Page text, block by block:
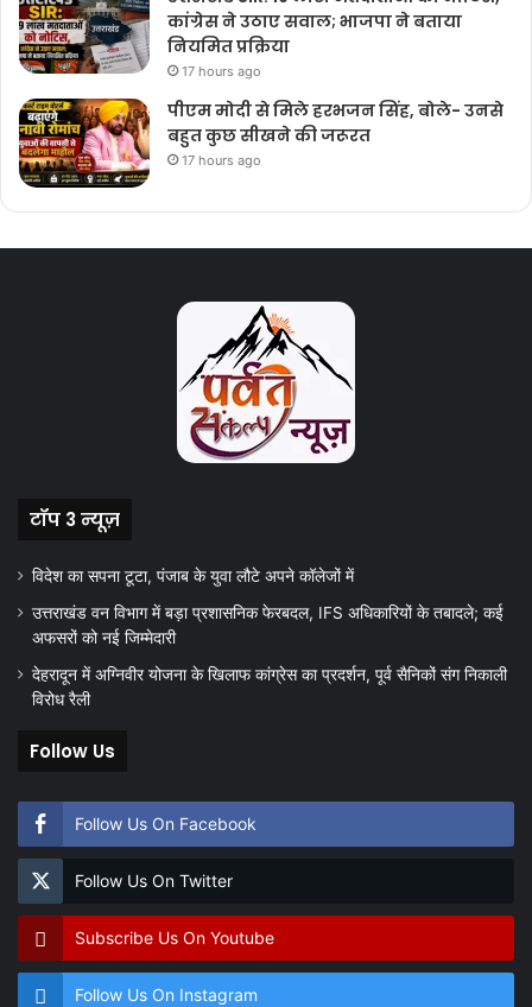
कांग्रेस ने उठाए सवाल; भाजपा ने बताया
नियमित प्रक्रिया
17 hours ago
पीएम मोदी से मिले हरभजन सिंह, बोले- उनसे
बहुत कुछ सीखने की जरूरत
17 hours ago
टॉप 3 न्यूज़
विदेश का सपना टूटा, पंजाब के युवा लौटे अपने कॉलेजों में
उत्तराखंड वन विभाग में बड़ा प्रशासनिक फेरबदल, IFS अधिकारियों के तबादले; कई
अफसरों को नई जिम्मेदारी
देहरादून में अग्निवीर योजना के खिलाफ कांग्रेस का प्रदर्शन, पूर्व सैनिकों संग निकाली
विरोध रैली
Follow Us
Follow Us On Facebook
Follow Us On Twitter
Subscribe Us On Youtube
Follow Us On Instagram